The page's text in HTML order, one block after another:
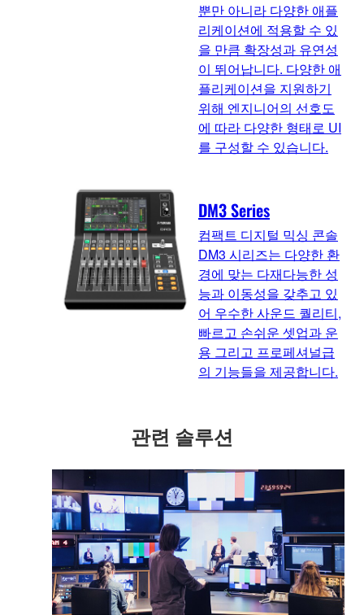
뿐만 아니라 다양한 애플
리케이션에 적용할 수 있
을 만큼 확장성과 유연성
이 뛰어납니다. 다양한 애
플리케이션을 지원하기
위해 엔지니어의 선호도
에 따라 다양한 형태로 UI
를 구성할 수 있습니다.
DM3 Series
컴팩트 디지털 믹싱 콘솔
DM3 시리즈는 다양한 환
경에 맞는 다재다능한 성
능과 이동성을 갖추고 있
어 우수한 사운드 퀄리티,
빠르고 손쉬운 셋업과 운
용 그리고 프로페셔널급
의 기능들을 제공합니다.
관련 솔루션